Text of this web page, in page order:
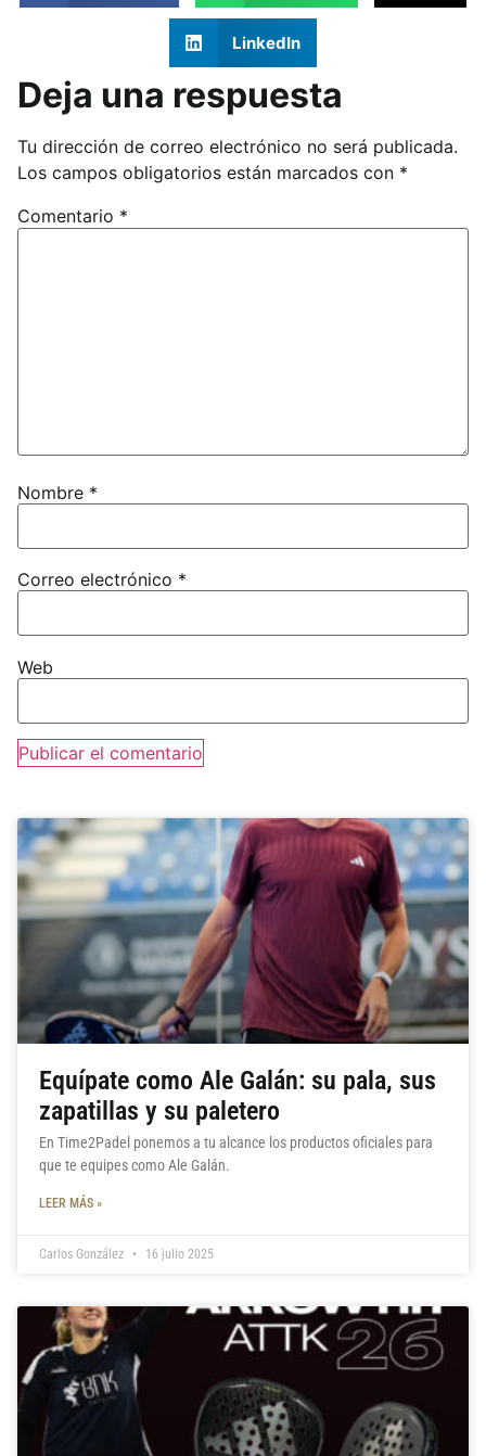
LinkedIn
Deja una respuesta
Tu dirección de correo electrónico no será publicada.
Los campos obligatorios están marcados con *
Comentario *
Nombre *
Correo electrónico *
Web
Equípate como Ale Galán: su pala, sus
zapatillas y su paletero
En Time2Padel ponemos a tu alcance los productos oficiales para
que te equipes como Ale Galán.
LEER MÁS »
Carlos González 16 julio 2025